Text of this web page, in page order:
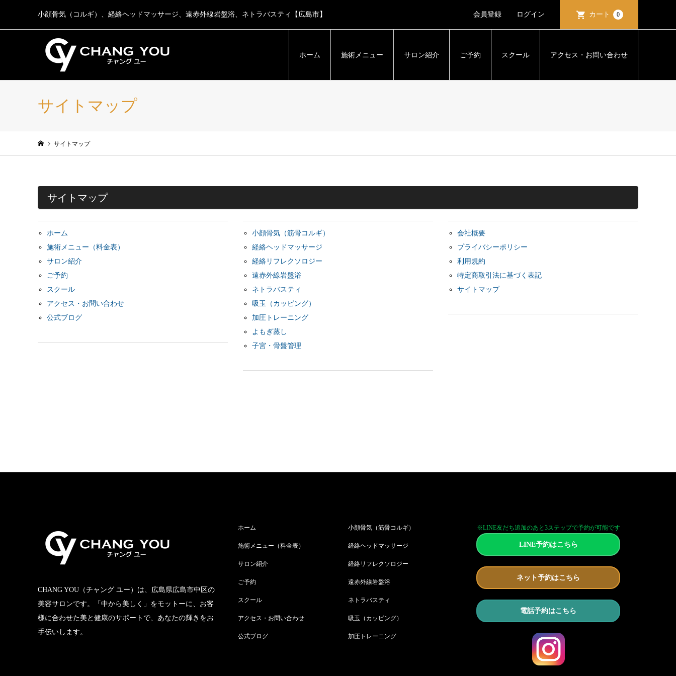
小顔骨気（コルギ）、経絡ヘッドマッサージ、遠赤外線岩盤浴、ネトラバスティ【広島市】 会員登録 ログイン カート 0
ホーム 施術メニュー サロン紹介 ご予約 スクール アクセス・お問い合わせ
サイトマップ
サイトマップ
サイトマップ
ホーム
施術メニュー（料金表）
サロン紹介
ご予約
スクール
アクセス・お問い合わせ
公式ブログ
小顔骨気（筋骨コルギ）
経絡ヘッドマッサージ
経絡リフレクソロジー
遠赤外線岩盤浴
ネトラバスティ
吸玉（カッピング）
加圧トレーニング
よもぎ蒸し
子宮・骨盤管理
会社概要
プライバシーポリシー
利用規約
特定商取引法に基づく表記
サイトマップ
CHANG YOU（チャング ユー）は、広島県広島市中区の
美容サロンです。「中から美しく」をモットーに、お客
様に合わせた美と健康のサポートで、あなたの輝きをお
手伝いします。
ホーム
施術メニュー（料金表）
サロン紹介
ご予約
スクール
アクセス・お問い合わせ
公式ブログ
小顔骨気（筋骨コルギ）
経絡ヘッドマッサージ
経絡リフレクソロジー
遠赤外線岩盤浴
ネトラバスティ
吸玉（カッピング）
加圧トレーニング
※LINE友だち追加のあと3ステップで予約が可能です
LINE予約はこちら
ネット予約はこちら
電話予約はこちら